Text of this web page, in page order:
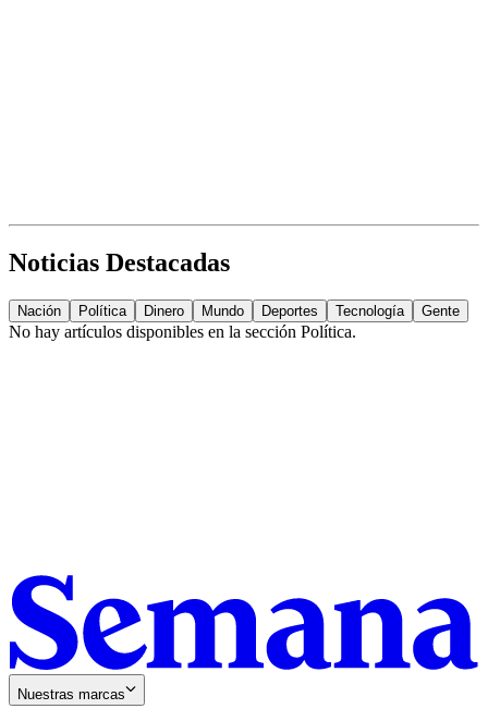
Noticias Destacadas
Nación Política Dinero Mundo Deportes Tecnología Gente
No hay artículos disponibles en la sección Política.
Nuestras marcas